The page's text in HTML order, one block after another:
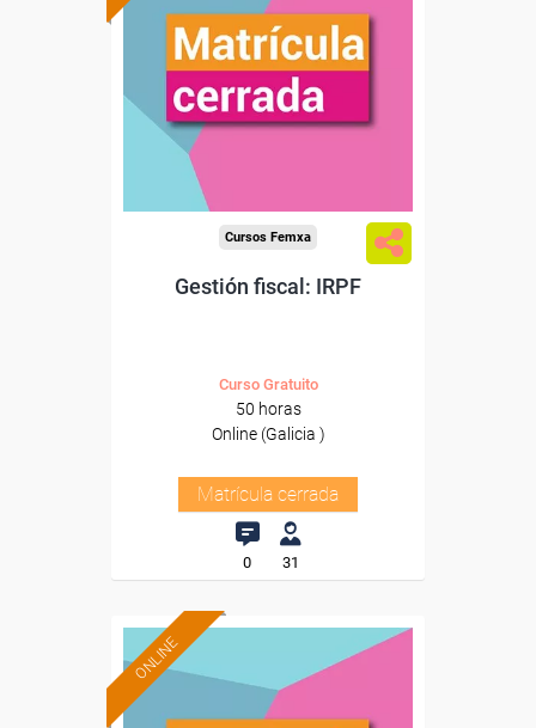
Cursos Femxa
Gestión fiscal: IRPF
Curso Gratuito
50 horas
Online (Galicia )
Matrícula cerrada
0 31
ONLINE